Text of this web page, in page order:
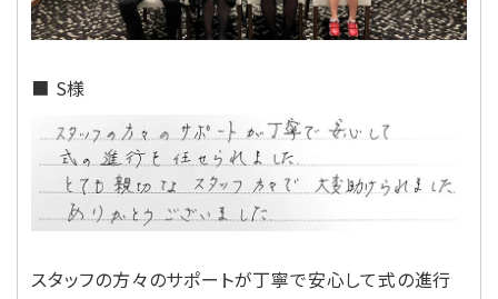
■ S様
スタッフの方々のサポートが丁寧で安心して式の進行